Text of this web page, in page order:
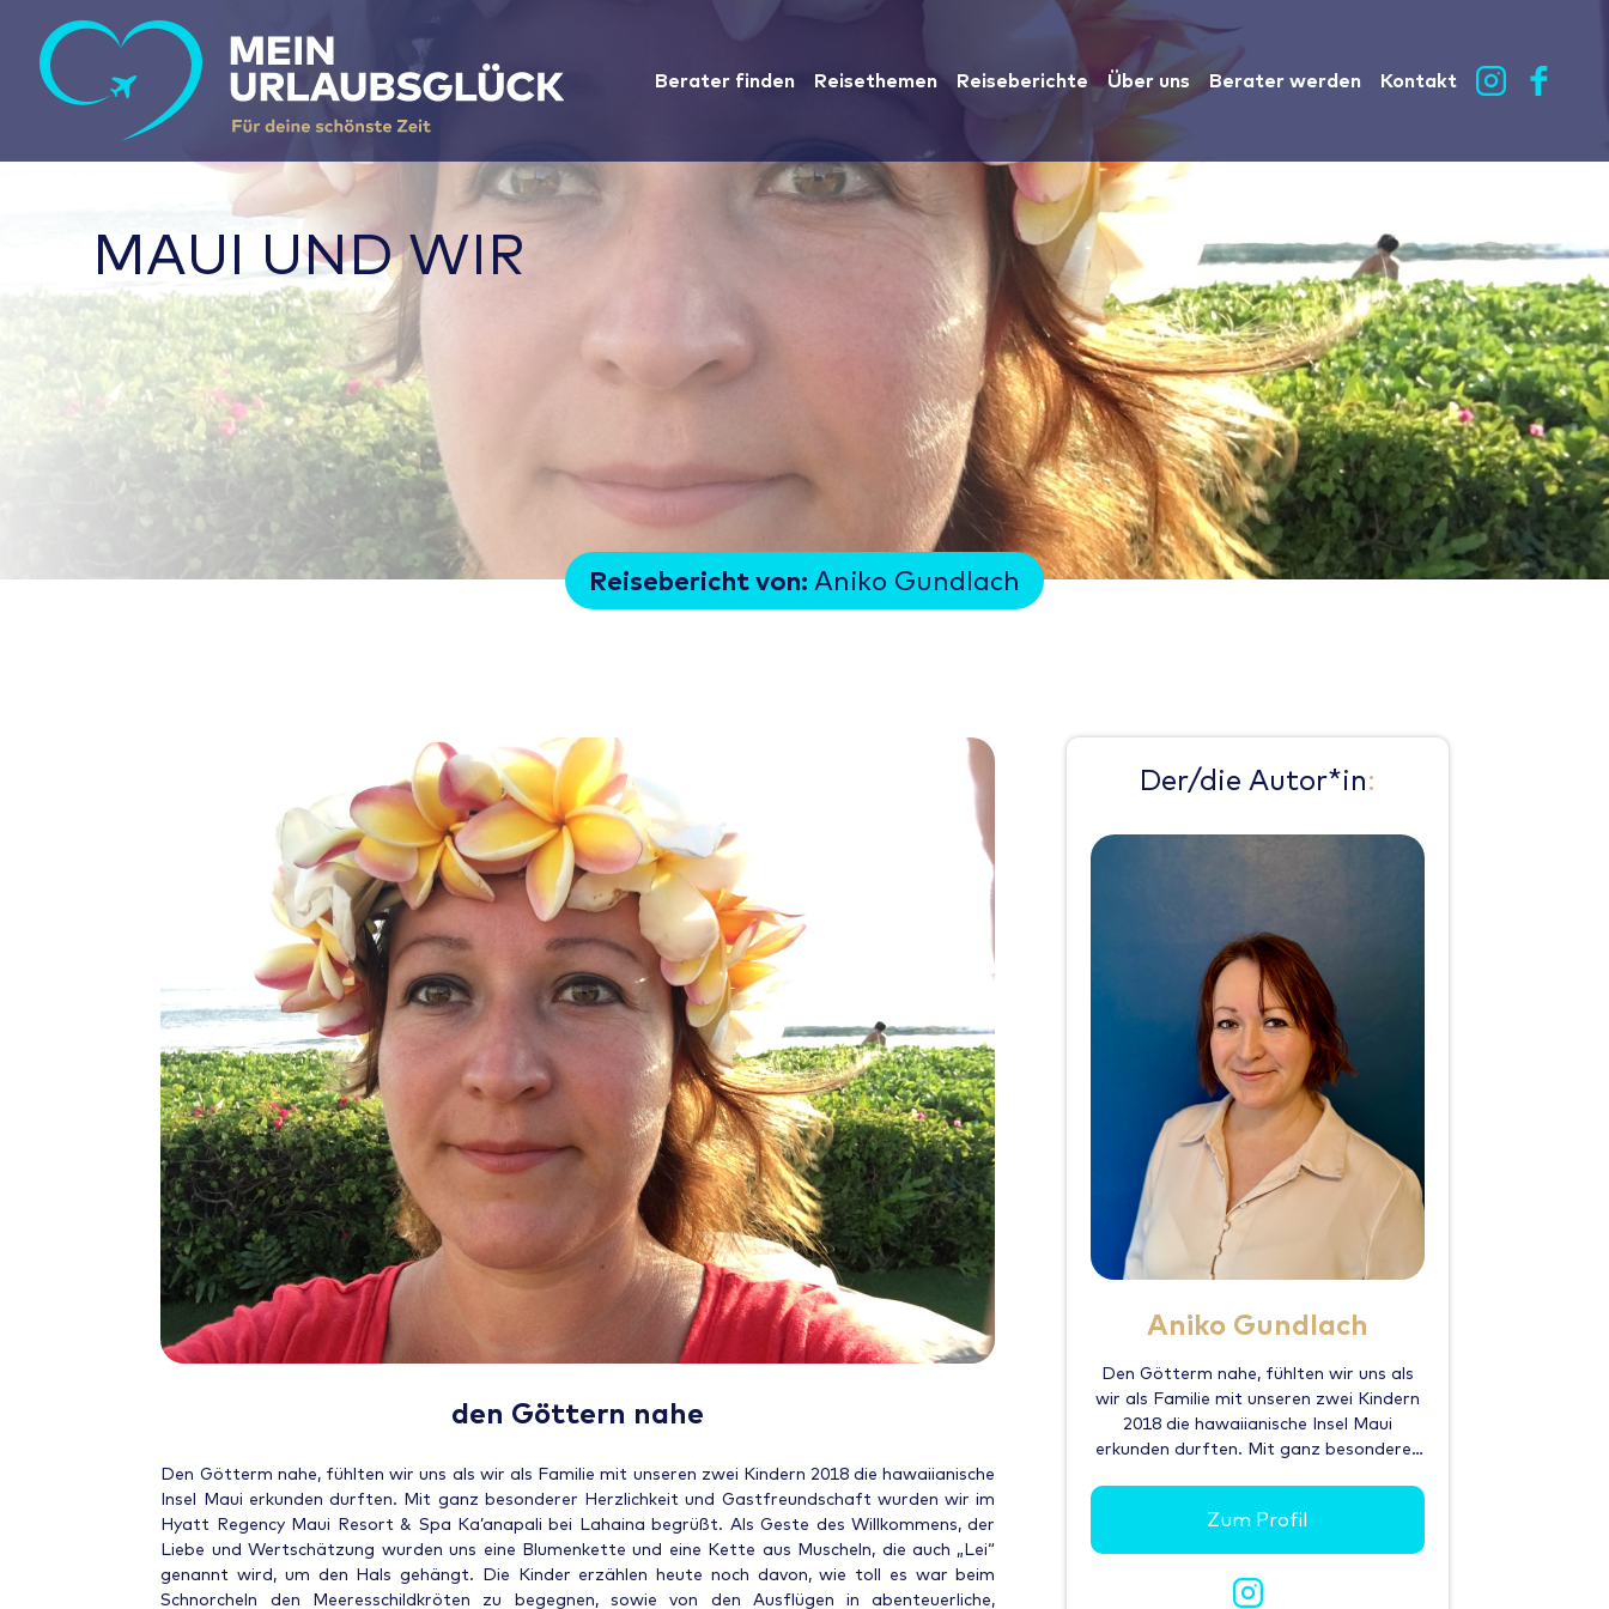
Berater finden Reisethemen Reiseberichte Über uns Berater werden Kontakt
MAUI UND WIR
Reisebericht von: Aniko Gundlach
den Göttern nahe
Den Götterm nahe, fühlten wir uns als wir als Familie mit unseren zwei Kindern 2018 die hawaiianische
Insel Maui erkunden durften. Mit ganz besonderer Herzlichkeit und Gastfreundschaft wurden wir im
Hyatt Regency Maui Resort & Spa Ka’anapali bei Lahaina begrüßt. Als Geste des Willkommens, der
Liebe und Wertschätzung wurden uns eine Blumenkette und eine Kette aus Muscheln, die auch „Lei“
genannt wird, um den Hals gehängt. Die Kinder erzählen heute noch davon, wie toll es war beim
Schnorcheln den Meeresschildkröten zu begegnen, sowie von den Ausflügen in abenteuerliche,
Der/die Autor*in:
Aniko Gundlach
Den Götterm nahe, fühlten wir uns als
wir als Familie mit unseren zwei Kindern
2018 die hawaiianische Insel Maui
erkunden durften. Mit ganz besonderer
Resort & Spa Ka'anapali bei Lahaina
begrüßt. Als Geste des Willkommens,
der Liebe und Wertschätzung wurden
uns eine Blumenkette und eine Kette aus
Zum Profil